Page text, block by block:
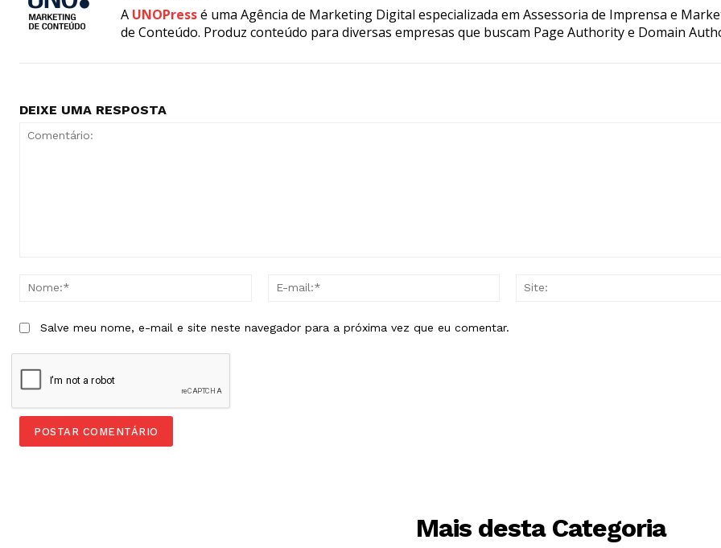
A UNOPressé uma Agência de Marketing Digital especializada em Assessoria de Imprensa e
de Conteúdo. Produz conteúdo para diversas empresas que buscam Page Authority e Domain
DEIXE UMA RESPOSTA
Nome:*
Salve meu nome, e-mail e site neste navegador para a próxima vez que eu comentar.
Mais desta Categoria